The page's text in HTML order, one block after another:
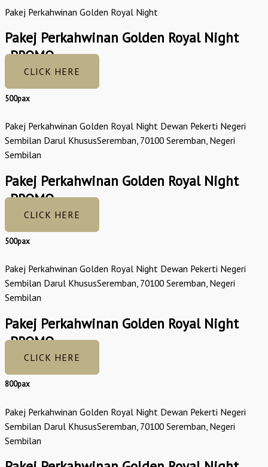
Pakej Perkahwinan Golden Royal Night
Pakej Perkahwinan Golden Royal Night
_PROMO
CLICK HERE
500pax
Pakej Perkahwinan Golden Royal Night Dewan Pekerti Negeri
Sembilan Darul KhususSeremban, 70100 Seremban, Negeri
Sembilan
Pakej Perkahwinan Golden Royal Night
_PROMO
CLICK HERE
500pax
Pakej Perkahwinan Golden Royal Night Dewan Pekerti Negeri
Sembilan Darul KhususSeremban, 70100 Seremban, Negeri
Sembilan
Pakej Perkahwinan Golden Royal Night
_PROMO
CLICK HERE
800pax
Pakej Perkahwinan Golden Royal Night Dewan Pekerti Negeri
Sembilan Darul KhususSeremban, 70100 Seremban, Negeri
Sembilan